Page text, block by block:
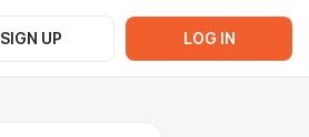
SIGN UP LOG IN